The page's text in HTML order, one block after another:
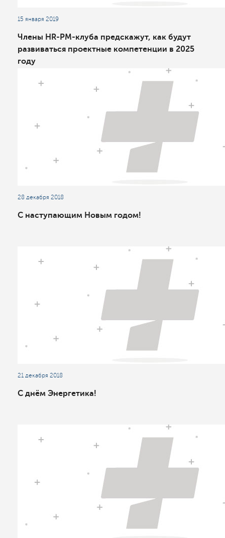
15 января 2019
Члены HR-PM-клуба предскажут, как будут
развиваться проектные компетенции в 2025
году
28 декабря 2018
С наступающим Новым годом!
21 декабря 2018
С днём Энергетика!